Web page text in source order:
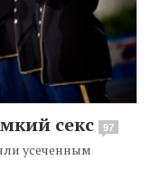
секс 97
усеченным